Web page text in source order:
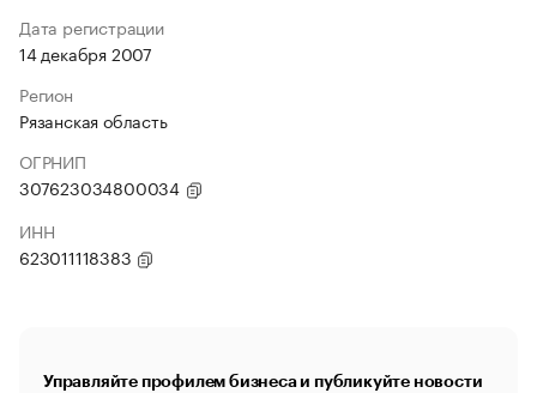
Дата регистрации
14 декабря 2007
Регион
Рязанская область
ОГРНИП
307623034800034
ИНН
623011118383
Управляйте профилем бизнеса и публикуйте новости